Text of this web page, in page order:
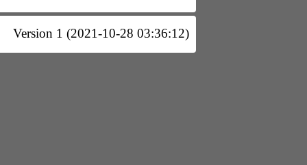
Version 1 (2021-10-28 03:36:12)